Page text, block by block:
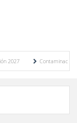
Contaminación y